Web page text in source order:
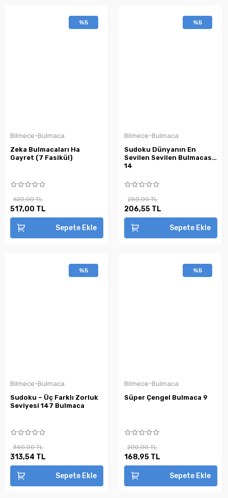
%5
Bilmece-Bulmaca
Zeka Bulmacaları Ha
Gayret (7 Fasikül)
620,00 TL
517,00 TL
Sepete Ekle
%5
Bilmece-Bulmaca
Sudoku Dünyanın En
Sevilen Sevilen Bulmacası
14
250,00 TL
206,55 TL
Sepete Ekle
%5
Bilmece-Bulmaca
Sudoku – Üç Farklı Zorluk
Seviyesi 147 Bulmaca
350,00 TL
313,54 TL
Sepete Ekle
%5
Bilmece-Bulmaca
Süper Çengel Bulmaca 9
200,00 TL
168,95 TL
Sepete Ekle